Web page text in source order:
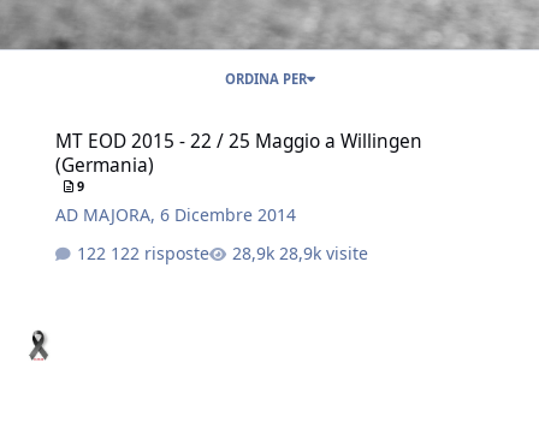
ORDINA PER
MT EOD 2015 - 22 / 25 Maggio a Willingen
(Germania)
9
AD MAJORA,6 Dicembre 2014
122 risposte
28,9k visite